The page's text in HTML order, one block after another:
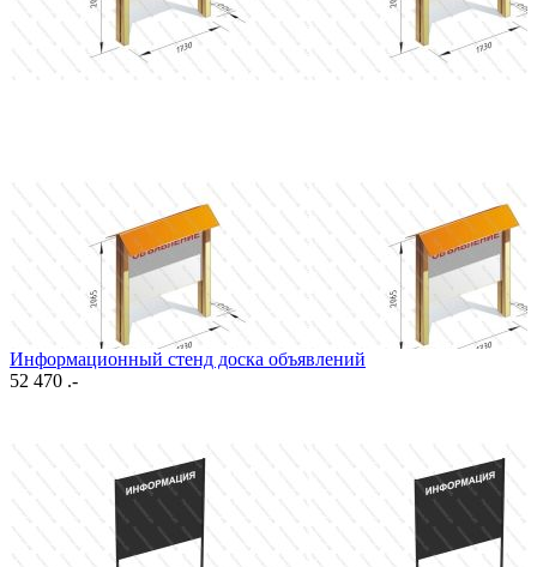
Информационный стенд доска объявлений
52 470 .-